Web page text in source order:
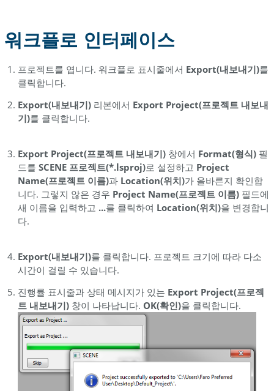
워크플로 인터페이스
프로젝트를 엽니다. 워크플로 표시줄에서 Export(내보내기)를
클릭합니다.
Export(내보내기)리본에서 Export Project(프로젝트 내보내
기)를 클릭합니다.
Export Project(프로젝트 내보내기)창에서 Format(형식)필
드를 SCENE 프로젝트(*.lsproj)로 설정하고 Project
Name(프로젝트 이름)과 Location(위치)가 올바른지 확인합
니다. 그렇지 않은 경우 Project Name(프로젝트 이름)필드에
새 이름을 입력하고 ...를 클릭하여 Location(위치)을 변경합니
다.
Export(내보내기)를 클릭합니다. 프로젝트 크기에 따라 다소
시간이 걸릴 수 있습니다.
진행률 표시줄과 상태 메시지가 있는 Export Project(프로젝
트 내보내기)창이 나타납니다. OK(확인)을 클릭합니다.